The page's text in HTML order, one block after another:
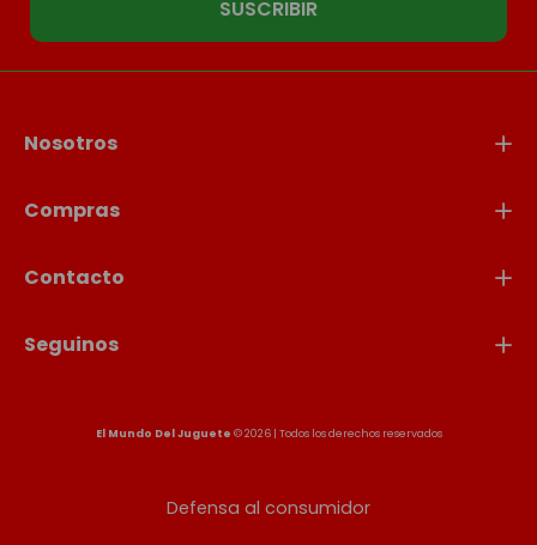
SUSCRIBIR
Nosotros
Compras
Contacto
Seguinos
El Mundo Del Juguete © 2026 | Todos los derechos reservados
Defensa al consumidor